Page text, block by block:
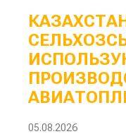
05.08.2026